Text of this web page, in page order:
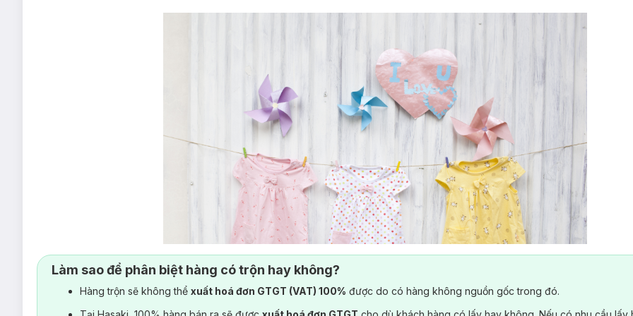
Làm sao để phân biệt hàng có trộn hay không?
Hàng trộn sẽ không thể xuất hoá đơn GTGT (VAT) 100% được do có hàng không nguồn gốc trong đó.